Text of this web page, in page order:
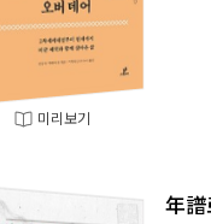
미리보기
年譜